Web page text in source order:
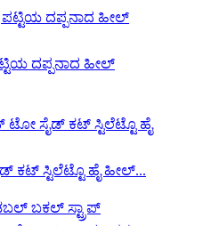
ದಪ್ಪನಾದ ಹೀಲ್
ಕಟ್ ಸ್ಟಿಲೆಟ್ಟೊ ಹೈ ಹೀಲ್...